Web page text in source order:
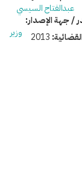
2013
عبدالفتاح السيسي
/ جهة الإصدار:
وزير